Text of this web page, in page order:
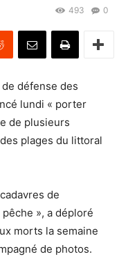
0
493
de défense des
lundi « porter
de plusieurs
plages du littoral
de
», a déploré
morts la semaine
de photos.